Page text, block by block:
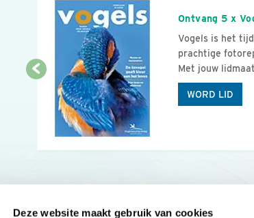
Deze website maakt gebruik van cookies
Ontvang 5 x
Vogels is het
prachtige
Met jouw
WORD LID